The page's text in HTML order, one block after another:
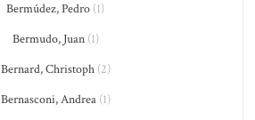
Bermúdez, Pedro (1)
Bermudo, Juan(1)
Bernard, Christoph(2)
Bernasconi, Andrea(1)